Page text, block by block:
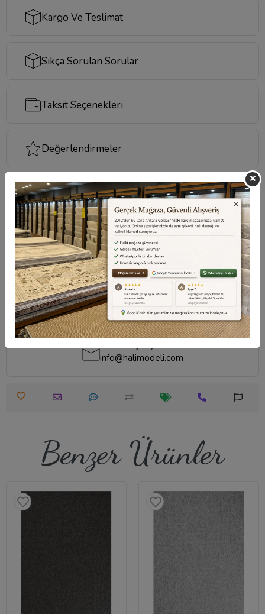
Kargo Ve Teslimat
Sıkça Sorulan Sorular
Taksit Seçenekleri
Değerlendirmeler
Destek Merkezi
Aklınızdaki soruların yanıtları ve önemli konuların
cevapları içindestek merkezisayfamızı ziyaret
edebilirsiniz.
Destek Merkezi
Destek Merkezi
0540 001 51 51
Whatsapp Destek
0540 001 51 51
Öneri ve Şikayet
info@halimodeli.com
Benzer Ürünler